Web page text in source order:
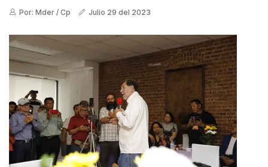
Por: Mder / Cp Julio 29 del 2023